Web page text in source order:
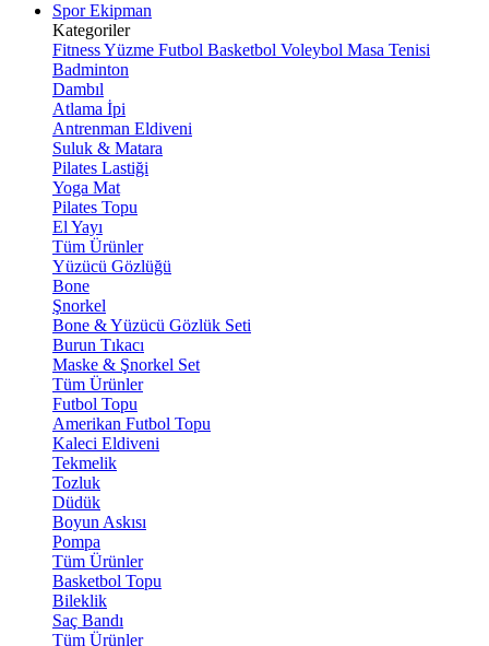
Spor Ekipman
Kategoriler
FitnessYüzme Futbol Basketbol Voleybol Masa Tenisi
Badminton
Dambıl
Atlama İpi
Antrenman Eldiveni
Suluk & Matara
Pilates Lastiği
Yoga Mat
Pilates Topu
El Yayı
Tüm Ürünler
Yüzücü Gözlüğü
Bone
Şnorkel
Bone & Yüzücü Gözlük Seti
Burun Tıkacı
Maske & Şnorkel Set
Tüm Ürünler
Futbol Topu
Amerikan Futbol Topu
Kaleci Eldiveni
Tekmelik
Tozluk
Düdük
Boyun Askısı
Pompa
Tüm Ürünler
Basketbol Topu
Bileklik
Saç Bandı
Tüm Ürünler